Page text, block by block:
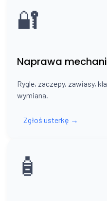
🔐
Naprawa
Rygle, zaczepy, zawiasy,
wymiana.
Zgłoś usterkę →
🧴